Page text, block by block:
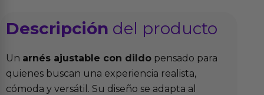
Descripción del producto
Un arnés ajustable con dildo pensado para
quienes buscan una experiencia realista,
cómoda y versátil. Su diseño se adapta al